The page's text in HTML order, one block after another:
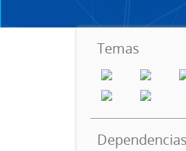
Temas
Dependencias